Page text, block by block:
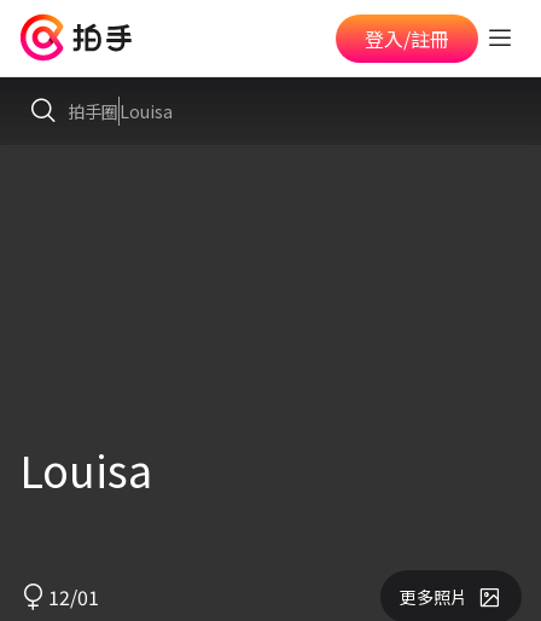
登入/註冊
拍手圈Louisa
Louisa
12/01 更多照片